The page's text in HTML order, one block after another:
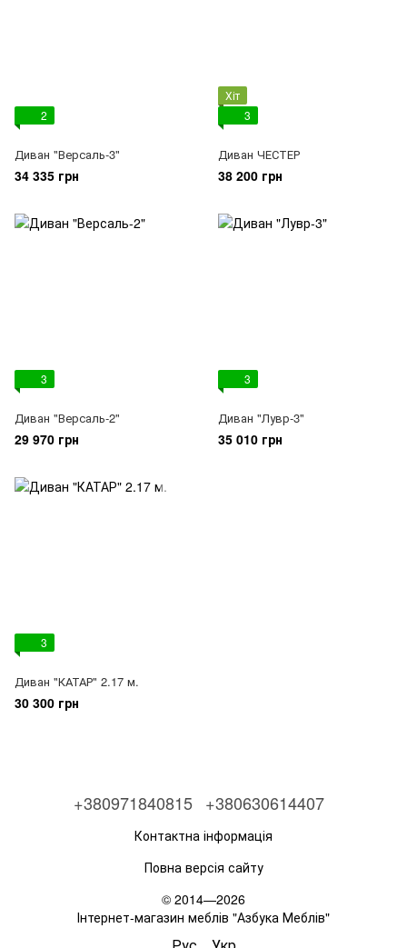
2
Диван "Версаль-3"
34 335 грн
Хіт
3
Диван ЧЕСТЕР
38 200 грн
3
Диван "Версаль-2"
29 970 грн
3
Диван "Лувр-3"
35 010 грн
3
Диван "КАТАР" 2.17 м.
30 300 грн
+380971840815 +380630614407
Контактна інформація
Повна версія сайту
© 2014—2026
Інтернет-магазин меблів "Азбука Меблів"